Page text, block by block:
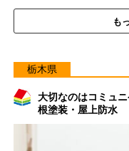
も
栃木県
大切なのはコミュ
根塗装・屋上防水